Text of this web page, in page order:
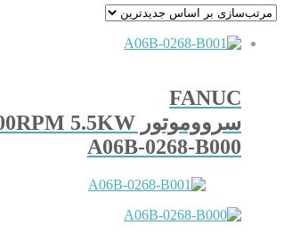
FANUC
سرووموتور 3000RPM 5.5KW بدون ترمزα30/4000is 200V-230V
A06B-0268-B000